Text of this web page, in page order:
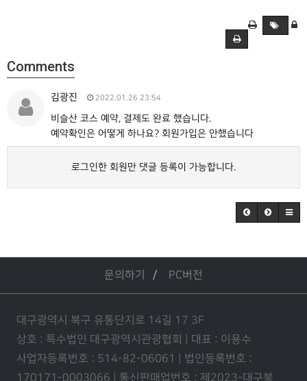
Comments
김광진 2022.01.26 23:54
비슬산 코스 예약, 결제도 완료 했습니다.
예약확인은 어떻게 하나요? 회원가입은 안했습니다
로그인한 회원만 댓글 등록이 가능합니다.
문의하기 PC버전
대구광역시 북구 유통단지로 14길 17 3F
상호 : 특수법인 대구광역시관광협회 | 대표 : 이용수
사업자등록번호 : 514-82-06061 | 법인등록번호 :
170171-0003066 | 통신판매업번호 : 제2023-대구북